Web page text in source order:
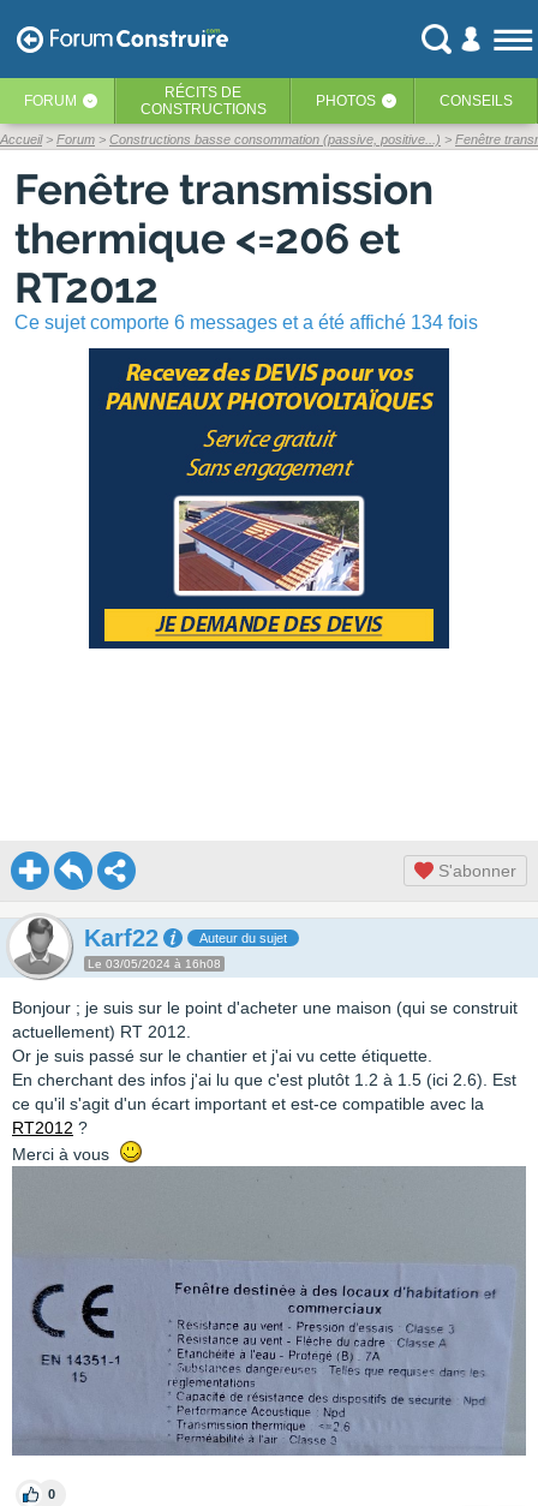
FORUM ‹ RÉCITS DE
CONSTRUCTIONS
PHOTOS ‹ CONSEILS
Accueil Forum Constructions basse consommation (passive, positive...) Fenêtre
Fenêtre transmission
thermique <=206 et
RT2012
Ce sujet comporte 6 messages et a été affiché 134 fois
S'abonner
Karf22 Auteur du sujet
Le 03/05/2024 à 16h08
Bonjour ; je suis sur le point d'acheter une maison (qui se construit
actuellement) RT 2012.
Or je suis passé sur le chantier et j'ai vu cette étiquette.
En cherchant des infos j'ai lu que c'est plutôt 1.2 à 1.5 (ici 2.6). Est
ce qu'il s'agit d'un écart important et est-ce compatible avec la
RT2012 ?
Merci à vous
0